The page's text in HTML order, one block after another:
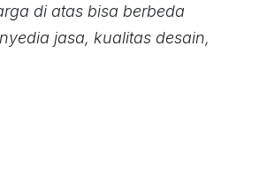
di atas bisa berbeda
jasa, kualitas desain,